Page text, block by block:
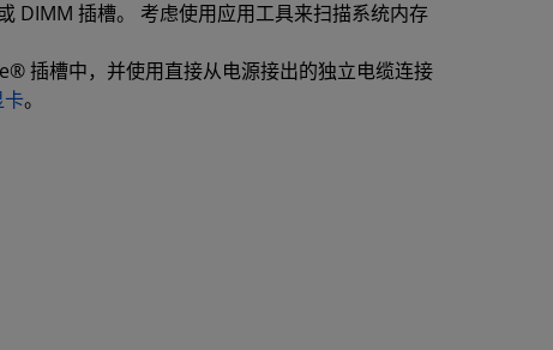
DIMM 插槽。 考虑使用应用工具来扫描系统内存
插槽中，并使用直接从电源接出的独立电缆连接
。